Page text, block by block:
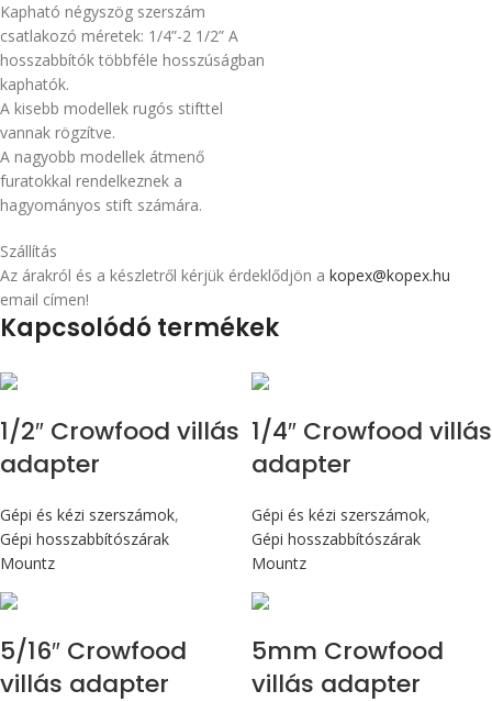
Kapható négyszög szerszám
csatlakozó méretek: 1/4”-2 1/2” A
hosszabbítók többféle hosszúságban
kaphatók.
A kisebb modellek rugós stifttel
vannak rögzítve.
A nagyobb modellek átmenő
furatokkal rendelkeznek a
hagyományos stift számára.
Szállítás
Az árakról és a készletről kérjük érdeklődjön a kopex@kopex.hu
email címen!
Kapcsolódó termékek
1/2″ Crowfood villás
adapter
Gépi és kézi szerszámok,
Gépi hosszabbítószárak
Mountz
1/4″ Crowfood villás
adapter
Gépi és kézi szerszámok,
Gépi hosszabbítószárak
Mountz
5/16″ Crowfood
villás adapter
5mm Crowfood
villás adapter